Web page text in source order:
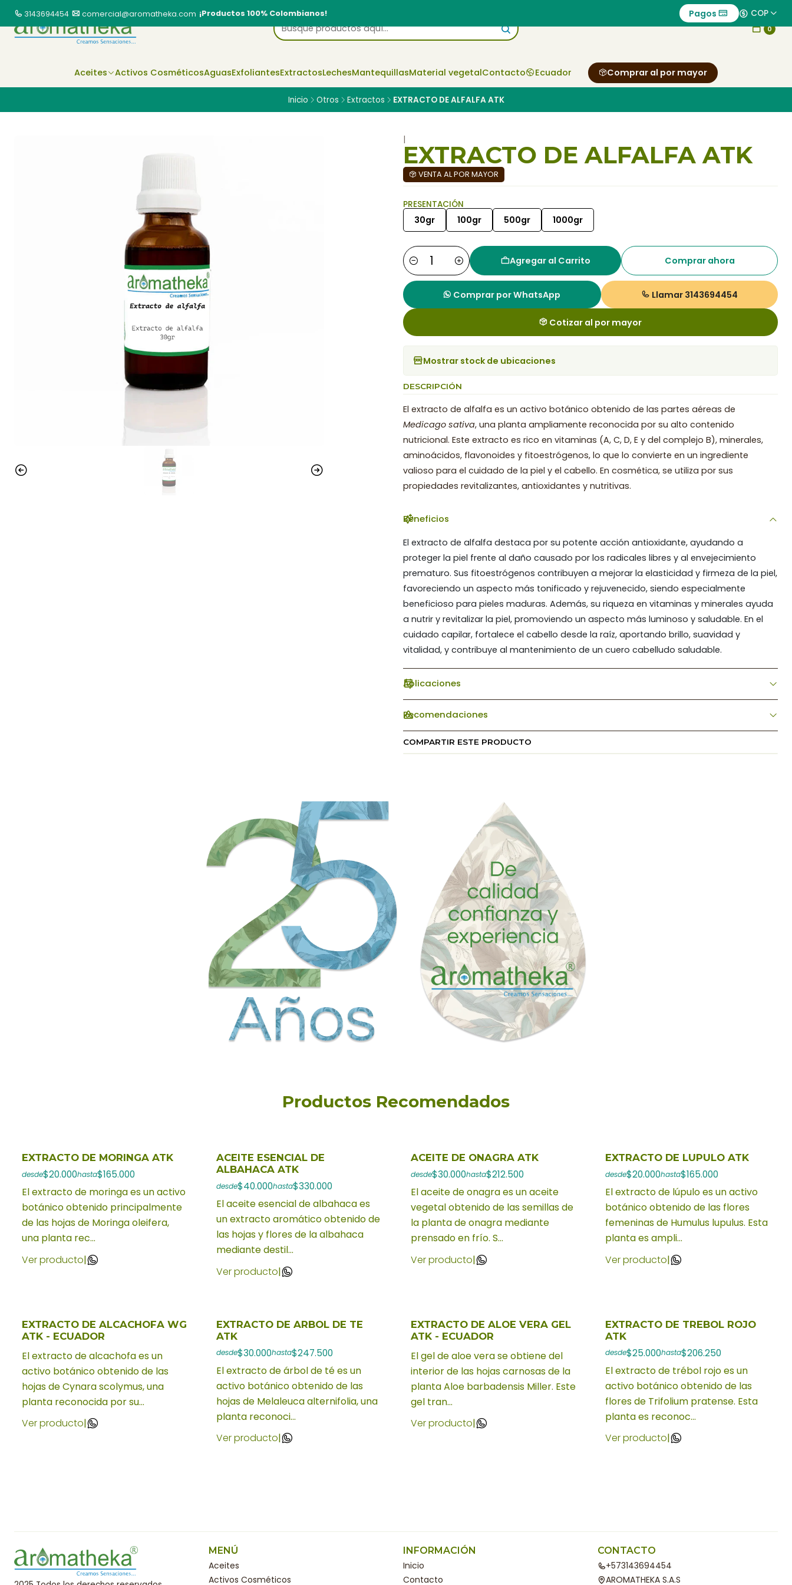
0
Aceites Activos CosméticosAguasExfoliantesExtractosLechesMantequillasMaterial vegetalContacto Ecuador Comprar al por mayor
3143694454 comercial@aromatheka.com ¡Productos 100% Colombianos! Pagos COP
Inicio Otros Extractos EXTRACTO DE ALFALFA ATK
|
EXTRACTO DE ALFALFA ATK
VENTA AL POR MAYOR
PRESENTACIÓN
30gr 100gr 500gr 1000gr
Cantidad
Agregar al Carrito Comprar ahora
Comprar por WhatsApp Llamar 3143694454
Cotizar al por mayor
Mostrar stock de ubicaciones
DESCRIPCIÓN
El extracto de alfalfa es un activo botánico obtenido de las partes aéreas de
Medicago sativa, una planta ampliamente reconocida por su alto contenido
nutricional. Este extracto es rico en vitaminas (A, C, D, E y del complejo B), minerales,
aminoácidos, flavonoides y fitoestrógenos, lo que lo convierte en un ingrediente
valioso para el cuidado de la piel y el cabello. En cosmética, se utiliza por sus
propiedades revitalizantes, antioxidantes y nutritivas.
Beneficios
El extracto de alfalfa destaca por su potente acción antioxidante, ayudando a
proteger la piel frente al daño causado por los radicales libres y al envejecimiento
prematuro. Sus fitoestrógenos contribuyen a mejorar la elasticidad y firmeza de la piel,
favoreciendo un aspecto más tonificado y rejuvenecido, siendo especialmente
beneficioso para pieles maduras. Además, su riqueza en vitaminas y minerales ayuda
a nutrir y revitalizar la piel, promoviendo un aspecto más luminoso y saludable. En el
cuidado capilar, fortalece el cabello desde la raíz, aportando brillo, suavidad y
vitalidad, y contribuye al mantenimiento de un cuero cabelludo saludable.
Aplicaciones
Recomendaciones
COMPARTIR ESTE PRODUCTO
Productos Recomendados
EXTRACTO DE MORINGA ATK
desde$20.000hasta$165.000
El extracto de moringa es un activo
botánico obtenido principalmente
de las hojas de Moringa oleifera,
una planta rec...
Ver producto|
ACEITE ESENCIAL DE
ALBAHACA ATK
desde$40.000hasta$330.000
El aceite esencial de albahaca es
un extracto aromático obtenido de
las hojas y flores de la albahaca
mediante destil...
Ver producto|
ACEITE DE ONAGRA ATK
desde$30.000hasta$212.500
El aceite de onagra es un aceite
vegetal obtenido de las semillas de
la planta de onagra mediante
prensado en frío. S...
Ver producto|
EXTRACTO DE LUPULO ATK
desde$20.000hasta$165.000
El extracto de lúpulo es un activo
botánico obtenido de las flores
femeninas de Humulus lupulus. Esta
planta es ampli...
Ver producto|
EXTRACTO DE ALCACHOFA WG
ATK - ECUADOR
El extracto de alcachofa es un
activo botánico obtenido de las
hojas de Cynara scolymus, una
planta reconocida por su...
Ver producto|
EXTRACTO DE ARBOL DE TE
ATK
desde$30.000hasta$247.500
El extracto de árbol de té es un
activo botánico obtenido de las
hojas de Melaleuca alternifolia, una
planta reconoci...
Ver producto|
EXTRACTO DE ALOE VERA GEL
ATK - ECUADOR
El gel de aloe vera se obtiene del
interior de las hojas carnosas de la
planta Aloe barbadensis Miller. Este
gel tran...
Ver producto|
EXTRACTO DE TREBOL ROJO
ATK
desde$25.000hasta$206.250
El extracto de trébol rojo es un
activo botánico obtenido de las
flores de Trifolium pratense. Esta
planta es reconoc...
Ver producto|
MENÚ
Aceites
Activos Cosméticos
INFORMACIÓN
Inicio
Contacto
CONTACTO
+573143694454
AROMATHEKA S.A.S